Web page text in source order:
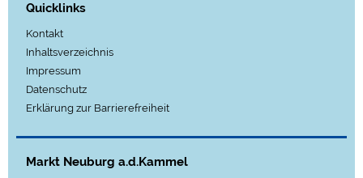
Quicklinks
Kontakt
Inhaltsverzeichnis
Impressum
Datenschutz
Erklärung zur Barrierefreiheit
Markt Neuburg a.d.Kammel